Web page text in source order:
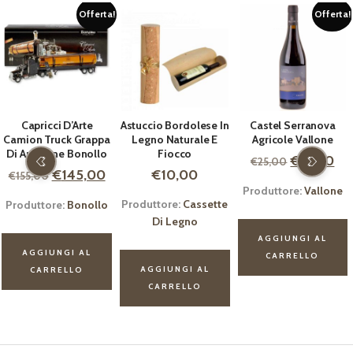
Astuccio Bordolese In
Legno Naturale E
Fiocco
€10,00
Produttore:Cassette
AGGIUNGI AL
Castel Serranova
Agricole Vallone
25,00Il
prezzo
era:
€25,00.
€14,50
attuale
è:
Vincotto – Mosto
Cotto
€16,50 Il
prezzo
originale
€ 14,00
Produttore:Borgo
AGGIUNGI AL